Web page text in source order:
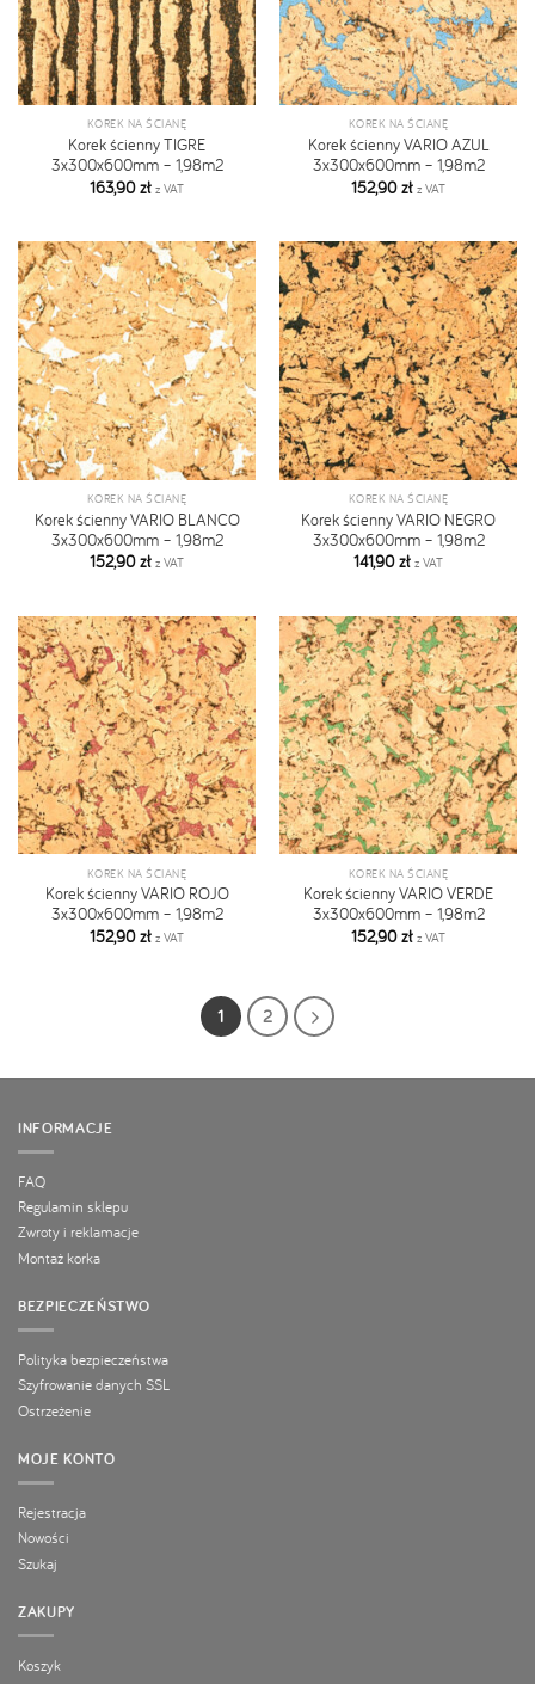
KOREK NA ŚCIANĘ
Korek ścienny TIGRE
3x300x600mm – 1,98m2
163,90zł z VAT
KOREK NA ŚCIANĘ
Korek ścienny VARIO AZUL
3x300x600mm – 1,98m2
152,90zł z VAT
KOREK NA ŚCIANĘ
Korek ścienny VARIO BLANCO
3x300x600mm – 1,98m2
152,90zł z VAT
KOREK NA ŚCIANĘ
Korek ścienny VARIO NEGRO
3x300x600mm – 1,98m2
141,90zł z VAT
KOREK NA ŚCIANĘ
Korek ścienny VARIO ROJO
3x300x600mm – 1,98m2
152,90zł z VAT
KOREK NA ŚCIANĘ
Korek ścienny VARIO VERDE
3x300x600mm – 1,98m2
152,90zł z VAT
1 2
INFORMACJE
FAQ
Regulamin sklepu
Zwroty i reklamacje
Montaż korka
BEZPIECZEŃSTWO
Polityka bezpieczeństwa
Szyfrowanie danych SSL
Ostrzeżenie
MOJE KONTO
Rejestracja
Nowości
Szukaj
ZAKUPY
Koszyk